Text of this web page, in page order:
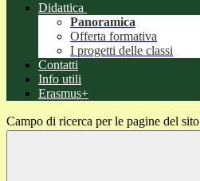
Didattica
Panoramica
Offerta formativa
I progetti delle classi
Contatti
Info utili
Erasmus+
Campo di ricerca per le pagine del sito